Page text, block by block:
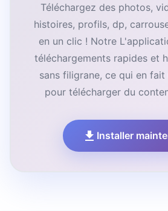
Téléchargez des photos,
histoires, profils, dp,
en un clic ! Notre
téléchargements rapides et
sans filigrane, ce qui en
pour télécharger du
Installer